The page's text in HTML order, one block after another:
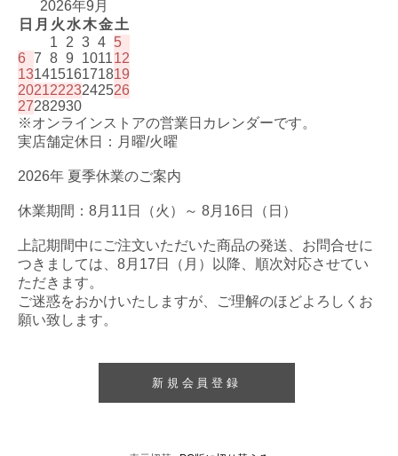
2026年9月
日 月 火 水木金土
1
2 3 4 5
6 7 8 9 101112
13141516171819
20212223242526
27282930
※オンラインストアの営業日カレンダーです。
実店舗定休日：月曜/火曜
2026年 夏季休業のご案内
休業期間：8月11日（火）～ 8月16日（日）
上記期間中にご注文いただいた商品の発送、お問合せに
つきましては、8月17日（月）以降、順次対応させてい
ただきます。
ご迷惑をおかけいたしますが、ご理解のほどよろしくお
願い致します。
新規会員登録